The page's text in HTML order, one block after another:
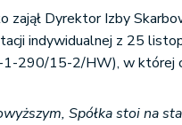
zajął Dyrektor Izby
indywidualnej z 25
290/15-2/HW), w której
Spółka stoi na